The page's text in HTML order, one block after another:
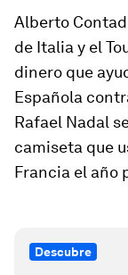
Alberto
de Italia y el
dinero que
Española
Rafael Nadal
camiseta que
Francia el año
Descubre